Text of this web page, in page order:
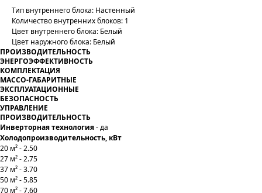
Тип внутреннего блока: Настенный
Количество внутренних блоков: 1
Цвет внутреннего блока: Белый
Цвет наружного блока: Белый
ПРОИЗВОДИТЕЛЬНОСТЬ
ЭНЕРГОЭФФЕКТИВНОСТЬ
КОМПЛЕКТАЦИЯ
МАССО-ГАБАРИТНЫЕ
ЭКСПЛУАТАЦИОННЫЕ
БЕЗОПАСНОСТЬ
УПРАВЛЕНИЕ
ПРОИЗВОДИТЕЛЬНОСТЬ
Инверторная технология- да
Холодопроизводительность, кВт
20 м² - 2.50
27 м² - 2.75
37 м² - 3.70
50 м² - 5.85
70 м² - 7.60